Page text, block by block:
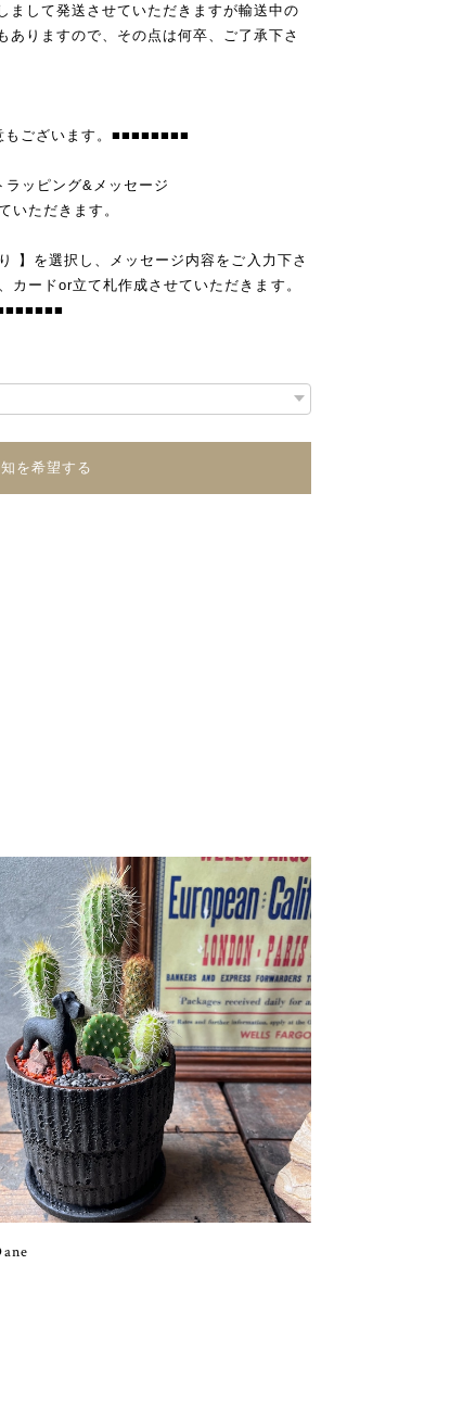
まして発送させていただきますが輸送中の
りますので、その点は何卒、ご了承下さ
もございます。■■■■■■■■
ッピング&メッセージ
いただきます。
】を選択し、メッセージ内容をご入力下さ
カードor立て札作成させていただきます。
を希望する